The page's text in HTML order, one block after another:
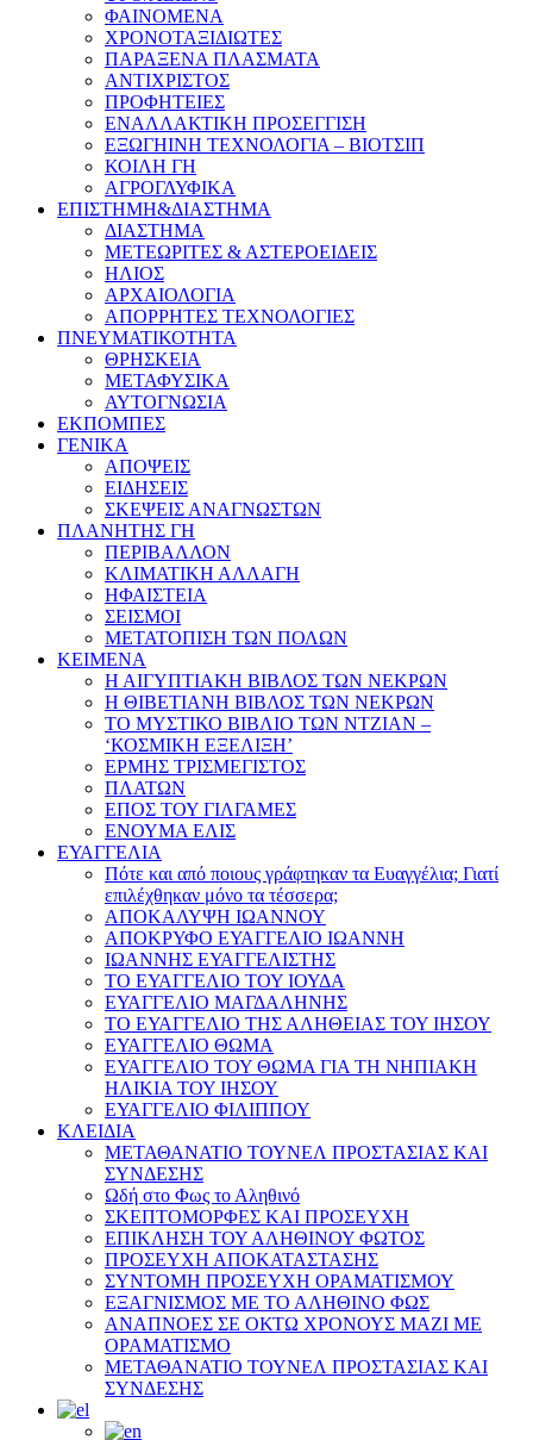
ΦΑΙΝΟΜΕΝΑ
ΧΡΟΝΟΤΑΞΙΔΙΩΤΕΣ
ΠΑΡΑΞΕΝΑ ΠΛΑΣΜΑΤΑ
ΑΝΤΙΧΡΙΣΤΟΣ
ΠΡΟΦΗΤΕΙΕΣ
ΕΝΑΛΛΑΚΤΙΚΗ ΠΡΟΣΕΓΓΙΣΗ
ΕΞΩΓΗΙΝΗ ΤΕΧΝΟΛΟΓΙΑ – ΒΙΟΤΣΙΠ
ΚΟΙΛΗ ΓΗ
ΑΓΡΟΓΛΥΦΙΚΑ
ΕΠΙΣΤΗΜΗ&ΔΙΑΣΤΗΜΑ
ΔΙΑΣΤΗΜΑ
ΜΕΤΕΩΡΙΤΕΣ & ΑΣΤΕΡΟΕΙΔΕΙΣ
ΗΛΙΟΣ
ΑΡΧΑΙΟΛΟΓΙΑ
ΑΠΟΡΡΗΤΕΣ ΤΕΧΝΟΛΟΓΙΕΣ
ΠΝΕΥΜΑΤΙΚΟΤΗΤΑ
ΘΡΗΣΚΕΙΑ
ΜΕΤΑΦΥΣΙΚΑ
ΑΥΤΟΓΝΩΣΙΑ
ΕΚΠΟΜΠΕΣ
ΓΕΝΙΚΑ
ΑΠΟΨΕΙΣ
ΕΙΔΗΣΕΙΣ
ΣΚΕΨΕΙΣ ΑΝΑΓΝΩΣΤΩΝ
ΠΛΑΝΗΤΗΣ ΓΗ
ΠΕΡΙΒΑΛΛΟΝ
ΚΛΙΜΑΤΙΚΗ ΑΛΛΑΓΗ
ΗΦΑΙΣΤΕΙΑ
ΣΕΙΣΜΟΙ
ΜΕΤΑΤΟΠΙΣΗ ΤΩΝ ΠΟΛΩΝ
ΚΕΙΜΕΝΑ
Η ΑΙΓΥΠΤΙΑΚΗ ΒΙΒΛΟΣ ΤΩΝ ΝΕΚΡΩΝ
Η ΘΙΒΕΤΙΑΝΗ ΒΙΒΛΟΣ ΤΩΝ ΝΕΚΡΩΝ
ΤΟ ΜΥΣΤΙΚΟ ΒΙΒΛΙΟ ΤΩΝ ΝΤΖΙΑΝ –
‘ΚΟΣΜΙΚΗ ΕΞΕΛΙΞΗ’
ΕΡΜΗΣ ΤΡΙΣΜΕΓΙΣΤΟΣ
ΠΛΑΤΩΝ
ΕΠΟΣ ΤΟΥ ΓΙΛΓΑΜΕΣ
ΕΝΟΥΜΑ ΕΛΙΣ
ΕΥΑΓΓΕΛΙΑ
Πότε και από ποιους γράφτηκαν τα Ευαγγέλια; Γιατί
επιλέχθηκαν μόνο τα τέσσερα;
ΑΠΟΚΑΛΥΨΗ ΙΩΑΝΝΟΥ
ΑΠΟΚΡΥΦΟ ΕΥΑΓΓΕΛΙΟ ΙΩΑΝΝΗ
ΙΩΑΝΝΗΣ ΕΥΑΓΓΕΛΙΣΤΗΣ
ΤΟ ΕΥΑΓΓΕΛΙΟ ΤΟΥ ΙΟΥΔΑ
ΕΥΑΓΓΕΛΙΟ ΜΑΓΔΑΛΗΝΗΣ
ΤΟ ΕΥΑΓΓΕΛΙΟ ΤΗΣ ΑΛΗΘΕΙΑΣ ΤΟΥ ΙΗΣΟΥ
ΕΥΑΓΓΕΛΙΟ ΘΩΜΑ
ΕΥΑΓΓΕΛΙΟ ΤΟΥ ΘΩΜΑ ΓΙΑ ΤΗ ΝΗΠΙΑΚΗ
ΗΛΙΚΙΑ ΤΟΥ ΙΗΣΟΥ
ΕΥΑΓΓΕΛΙΟ ΦΙΛΙΠΠΟΥ
ΚΛΕΙΔΙΑ
ΜΕΤΑΘΑΝΑΤΙΟ ΤΟΥΝΕΛ ΠΡΟΣΤΑΣΙΑΣ ΚΑΙ
ΣΥΝΔΕΣΗΣ
Ωδή στο Φως το Αληθινό
ΣΚΕΠΤΟΜΟΡΦΕΣ ΚΑΙ ΠΡΟΣΕΥΧΗ
ΕΠΙΚΛΗΣΗ ΤΟΥ ΑΛΗΘΙΝΟΥ ΦΩΤΟΣ
ΠΡΟΣΕΥΧΗ ΑΠΟΚΑΤΑΣΤΑΣΗΣ
ΣΥΝΤΟΜΗ ΠΡΟΣΕΥΧΗ ΟΡΑΜΑΤΙΣΜΟΥ
ΕΞΑΓΝΙΣΜΟΣ ΜΕ ΤΟ ΑΛΗΘΙΝΟ ΦΩΣ
ΑΝΑΠΝΟΕΣ ΣΕ ΟΚΤΩ ΧΡΟΝΟΥΣ ΜΑΖΙ ΜΕ
ΟΡΑΜΑΤΙΣΜΟ
ΜΕΤΑΘΑΝΑΤΙΟ ΤΟΥΝΕΛ ΠΡΟΣΤΑΣΙΑΣ ΚΑΙ
ΣΥΝΔΕΣΗΣ